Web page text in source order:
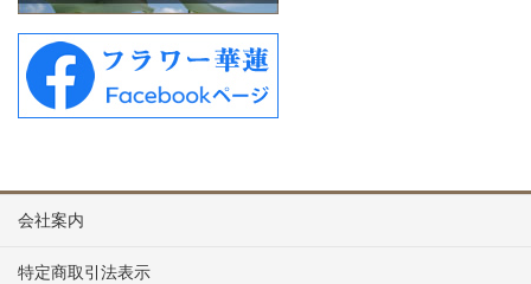
会社案内
特定商取引法表示